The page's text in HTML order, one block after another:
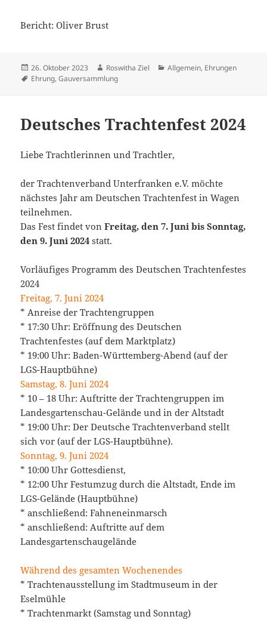
Bericht: Oliver Brust
Veröffentlicht
am
26. Oktober 2023 Autor
Roswitha Ziel Kategorien
Allgemein, Ehrungen
Schlagwörter
Ehrung,Gauversammlung
Deutsches Trachtenfest 2024
Liebe Trachtlerinnen und Trachtler,
der Trachtenverband Unterfranken e.V. möchte
nächstes Jahr am Deutschen Trachtenfest in Wagen
teilnehmen.
Das Fest findet vonFreitag, den 7. Juni bis Sonntag,
den 9. Juni 2024 statt.
Vorläufiges Programm des Deutschen Trachtenfestes
2024
Freitag, 7. Juni 2024
* Anreise der Trachtengruppen
* 17:30 Uhr: Eröffnung des Deutschen
Trachtenfestes (auf dem Marktplatz)
* 19:00 Uhr: Baden-Württemberg-Abend (auf der
LGS-Hauptbühne)
Samstag, 8. Juni 2024
* 10 – 18 Uhr: Auftritte der Trachtengruppen im
Landesgartenschau-Gelände und in der Altstadt
* 19:00 Uhr: Der Deutsche Trachtenverband stellt
sich vor (auf der LGS-Hauptbühne).
Sonntag, 9. Juni 2024
* 10:00 Uhr Gottesdienst,
* 12:00 Uhr Festumzug durch die Altstadt, Ende im
LGS-Gelände (Hauptbühne)
* anschließend: Fahneneinmarsch
* anschließend: Auftritte auf dem
Landesgartenschaugelände
Während des gesamten Wochenendes
* Trachtenausstellung im Stadtmuseum in der
Eselmühle
* Trachtenmarkt (Samstag und Sonntag)